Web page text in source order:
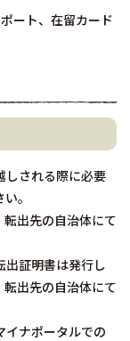
ート、在留カード
しされる際に必要
。
出先の自治体にて
出証明書は発行し
出先の自治体にて
イナポータルでの